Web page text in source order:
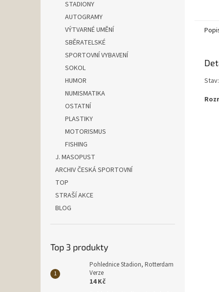
STADIONY
AUTOGRAMY
VÝTVARNÉ UMĚNÍ
SBĚRATELSKÉ
SPORTOVNÍ VYBAVENÍ
SOKOL
HUMOR
NUMISMATIKA
OSTATNÍ
PLASTIKY
MOTORISMUS
FISHING
J. MASOPUST
ARCHIV ČESKÁ SPORTOVNÍ
TOP
STRAŠÍ AKCE
BLOG
Top 3 produkty
Pohlednice Stadion, Rotterdam
Verze
14 Kč